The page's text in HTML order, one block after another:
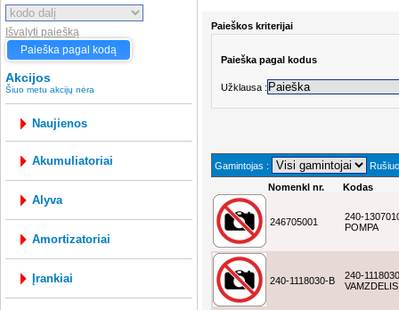
Išvalyti paiešką
Paieška pagal kodą
Akcijos
Šiuo metu akcijų nėra
Naujienos
akumuliatoriai
alyva
amortizatoriai
įrankiai
Paieškos kriterijai
Paieška pagal kodus
Užklausa :
Gamintojas :
Nomenkl nr.
Kodas
246705001
240-
POMPA
240-1118030-B
240-
VAMZDELIS